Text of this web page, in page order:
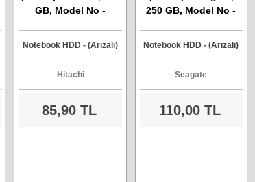
GB, Model No -
Sata Harddisk
Notebook HDD - (Arızalı)
Hitachi
85,90 TL
250 GB, Model No -
S/N:6VC64BP3, Sata
Notebook HDD - (Arızalı)
Seagate
110,00 TL